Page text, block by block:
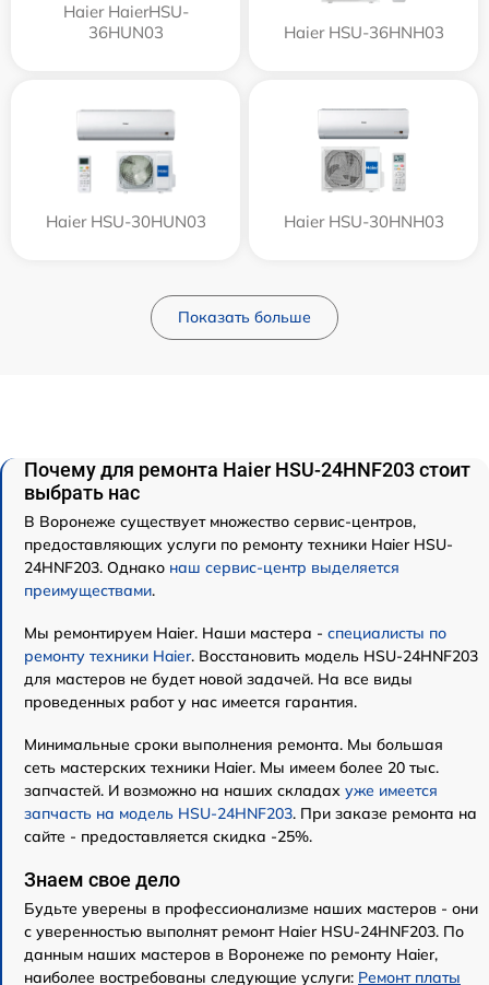
Haier HaierHSU-
36HUN03
Haier HSU-36HNH03
Haier HSU-30HUN03 Haier HSU-30HNH03
Показать больше
Почему для ремонта Haier HSU-24HNF203 стоит
выбрать нас
В Воронеже существует множество сервис-центров,
предоставляющих услуги по ремонту техники Haier HSU-
24HNF203. Однако наш сервис-центр выделяется
преимуществами.
Мы ремонтируем Haier. Наши мастера - специалисты по
ремонту техники Haier. Восстановить модель HSU-24HNF203
для мастеров не будет новой задачей. На все виды
проведенных работ у нас имеется гарантия.
Минимальные сроки выполнения ремонта. Мы большая
сеть мастерских техники Haier. Мы имеем более 20 тыс.
запчастей. И возможно на наших складах уже имеется
запчасть на модель HSU-24HNF203. При заказе ремонта на
сайте - предоставляется скидка -25%.
Знаем свое дело
Будьте уверены в профессионализме наших мастеров - они
с уверенностью выполнят ремонт Haier HSU-24HNF203. По
данным наших мастеров в Воронеже по ремонту Haier,
наиболее востребованы следующие услуги: Ремонт платы